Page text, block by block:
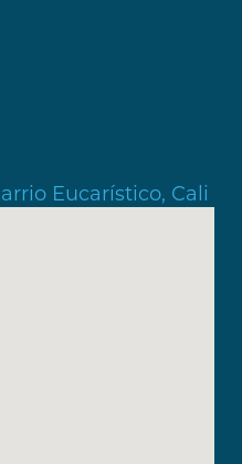
Eucarístico, Cali